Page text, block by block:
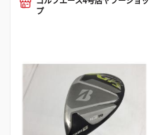
プ